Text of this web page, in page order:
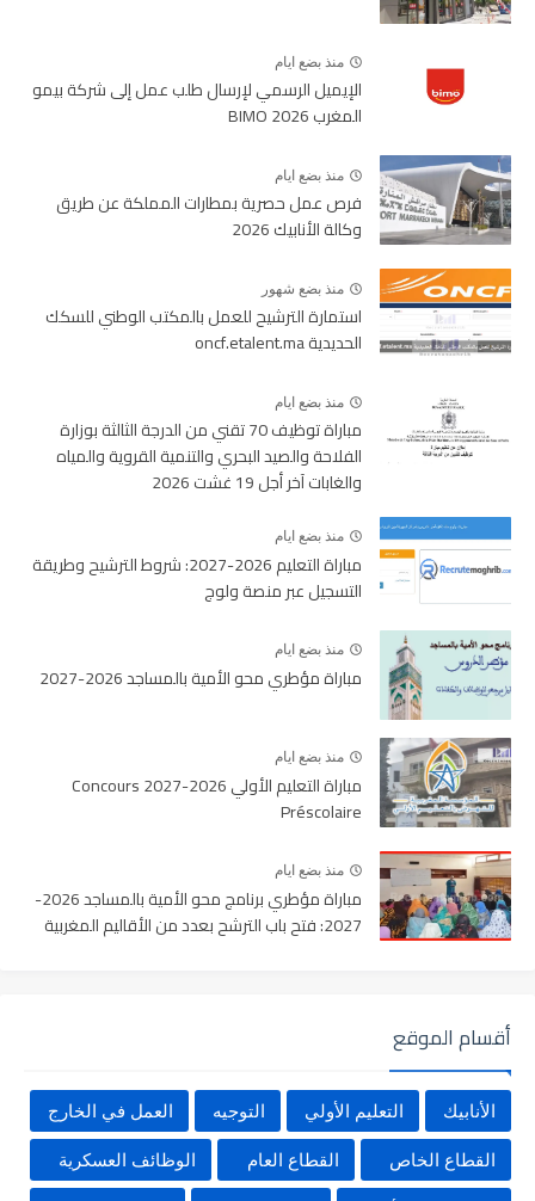
منذ بضع ايام
الإيميل الرسمي لإرسال طلب عمل إلى شركة بيمو
المغرب BIMO 2026
منذ بضع ايام
فرص عمل حصرية بمطارات المملكة عن طريق
وكالة الأنابيك 2026
منذ بضع شهور
استمارة الترشيح للعمل بالمكتب الوطني للسكك
الحديدية oncf.etalent.ma
منذ بضع ايام
مباراة توظيف 70 تقني من الدرجة الثالثة بوزارة
الفلاحة والصيد البحري والتنمية القروية والمياه
والغابات آخر أجل 19 غشت 2026
منذ بضع ايام
مباراة التعليم 2026-2027: شروط الترشيح وطريقة
التسجيل عبر منصة ولوج
منذ بضع ايام
مباراة مؤطري محو الأمية بالمساجد 2026-2027
منذ بضع ايام
مباراة التعليم الأولي 2026-2027 Concours
Préscolaire
منذ بضع ايام
مباراة مؤطري برنامج محو الأمية بالمساجد 2026-
2027: فتح باب الترشح بعدد من الأقاليم المغربية
أقسام الموقع
الأنابيك التعليم الأولي التوجيه العمل في الخارج
القطاع الخاص القطاع العام الوظائف العسكرية